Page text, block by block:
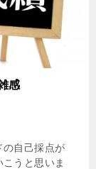
感
の自己採点が
うと思いま